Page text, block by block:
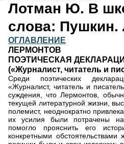
Лотман Ю. В
слова: Пушкин.
ОГЛАВЛЕНИЕ
ЛЕРМОНТОВ
ПОЭТИЧЕСКАЯ
(«Журналист, читатель и
Среди поэтических
«Журналист, читатель и
суждения, что Лермонтов,
текущей литературной жизни,
полемист, неоднократно
их усилия были потрачены на
помогло прояснить его
конкретными